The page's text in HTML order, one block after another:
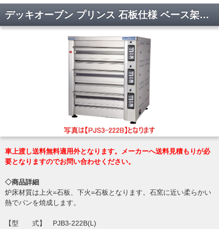
デッキオーブン プリンス 石板仕様 ベース架台仕様 マルゼン PJB3-222B(L) 幅1280×奥行1540×高さ1845(mm)
車上渡し送料無料適用外となります。メーカーへ送料見積もりが必
要となりますのでお問い合わせください。
◇商品詳細
炉床材質は上火=石板、下火=石板となります。石窯に近い柔らかい
熱でパンを焼成します。
【型 式】 PJB3-222B(L)